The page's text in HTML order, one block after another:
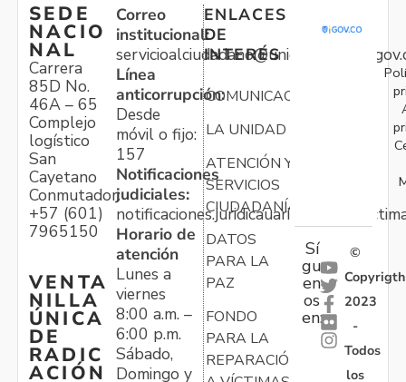
SEDE
NACIO
NAL
Carrera
85D No.
46A – 65
Complejo
logístico
San
Cayetano
Conmutador:
+57 (601)
7965150
VENTA
NILLA
ÚNICA
DE
RADIC
ACIÓN
Correo
institucional:
Línea
anticorrupción:
Desde
móvil o fijo:
157
Notificaciones
judiciales:
Horario de
atención
Lunes a
viernes
8:00 a.m. –
6:00 p.m.
Sábado,
Domingo y
ENLACES
DE
INTERÉS
COMUNICACIONES
LA UNIDAD
ATENCIÓN Y
SERVICIOS
CIUDADANÍA
DATOS
PARA LA
PAZ
FONDO
PARA LA
REPARACIÓN
Sí
gu
en
os
en:
©
Copyrigth
2023
-
Todos
los